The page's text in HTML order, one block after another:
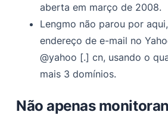
aberta em março de 2008.
Lengmo não parou por
endereço de e-mail no
@yahoo [.] cn, usando o
mais 3 domínios.
Não apenas